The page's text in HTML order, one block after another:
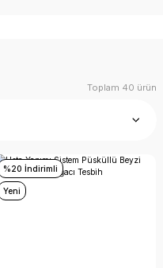
Toplam 40 ürün
%20 İndirimli
Yeni